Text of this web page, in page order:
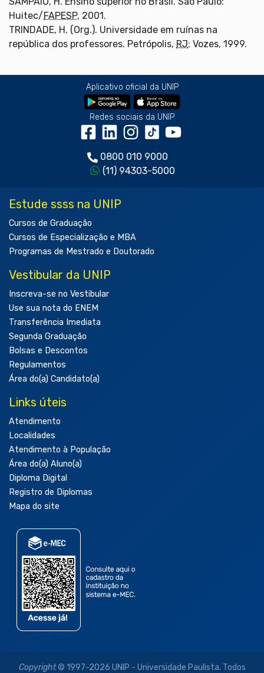
Huitec/FAPESP, 2001.
TRINDADE, H. (Org.). Universidade em ruínas na
república dos professores. Petrópolis, RJ: Vozes, 1999.
Aplicativo oficial da UNIP
Redes sociais da UNIP
0800 010 9000
(11) 94303-5000
Estude ssss na UNIP
Cursos de Graduação
Cursos de Especialização e MBA
Programas de Mestrado e Doutorado
Vestibular da UNIP
Inscreva-se no Vestibular
Use sua nota do ENEM
Transferência Imediata
Segunda Graduação
Bolsas e Descontos
Regulamentos
Área do(a) Candidato(a)
Links úteis
Atendimento
Localidades
Atendimento à População
Área do(a) Aluno(a)
Diploma Digital
Registro de Diplomas
Mapa do site
Copyright© 1997-2026 UNIP - Universidade Paulista. Todos